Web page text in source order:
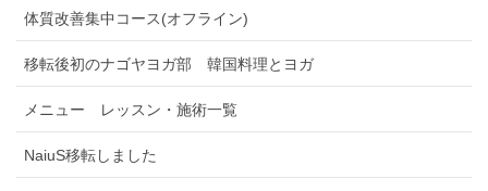
体質改善集中コース(オフライン)
移転後初のナゴヤヨガ部 韓国料理とヨガ
メニュー レッスン・施術一覧
NaiuS移転しました